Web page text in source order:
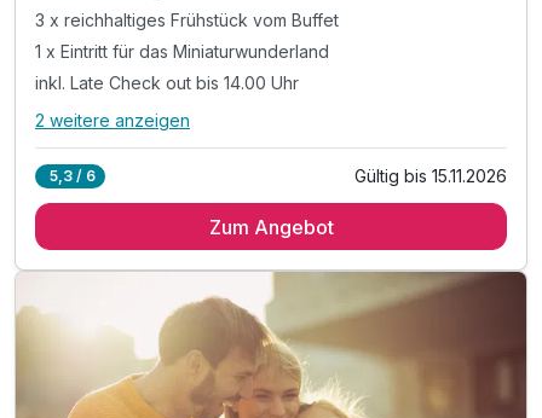
3 x reichhaltiges Frühstück vom Buffet
1 x Eintritt für das Miniaturwunderland
inkl. Late Check out bis 14.00 Uhr
Alle Inklusivleistungen
3 x reichhaltiges Frühstück vom Buffet
inkl. Late Check out bis 14.00 Uhr
inkl. W-LAN Nutzung im Hotel & Zimmer
inkl. Kinder bis 5 Jahren kostenfrei
2 weitere anzeigen
5,3 / 6 Gültig bis 15.11.2026
Zum Angebot